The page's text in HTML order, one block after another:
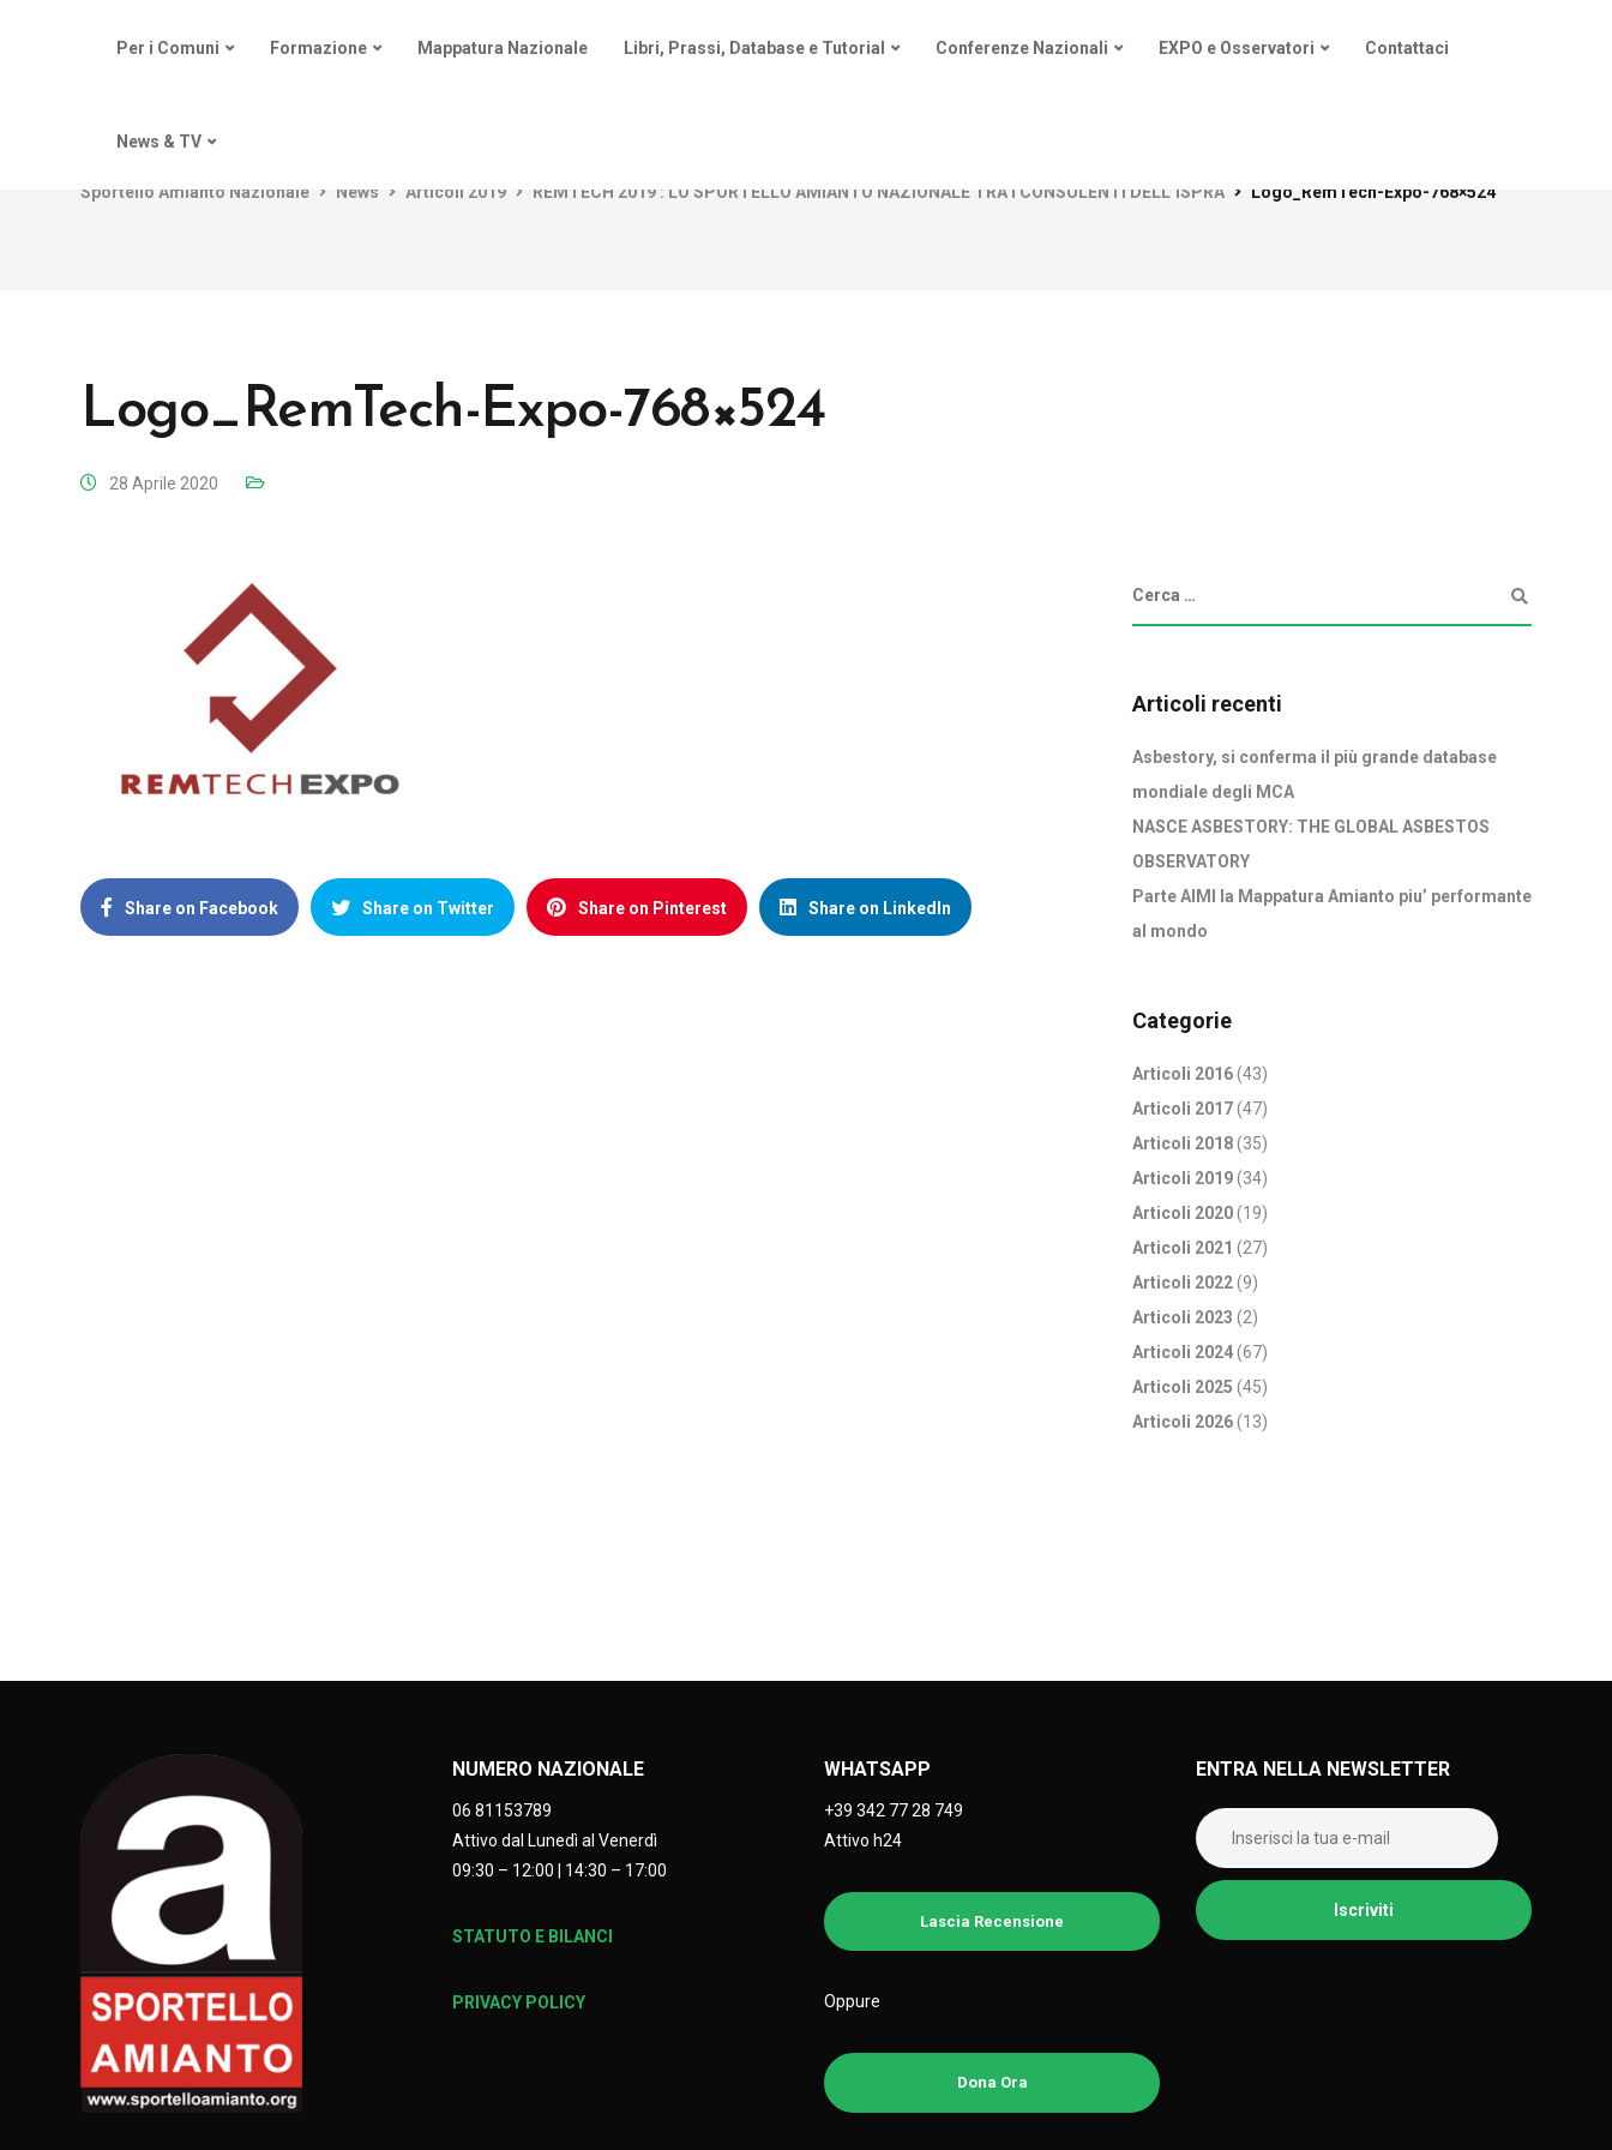
Per i Comuni Formazione Mappatura Nazionale Libri, Prassi, Database e Tutorial Conferenze Nazionali EXPO e Osservatori Contattaci
News & TV
Sportello Amianto Nazionale News Articoli 2019 REMTECH 2019 : LO SPORTELLO AMIANTO NAZIONALE TRA I CONSULENTI DELL’ISPRA Logo_RemTech-Expo-768×524
Logo_RemTech-Expo-768×524
28 Aprile 2020
Share on Facebook Share on Twitter Share on Pinterest Share on LinkedIn
Articoli recenti
Asbestory, si conferma il più grande database
mondiale degli MCA
NASCE ASBESTORY: THE GLOBAL ASBESTOS
OBSERVATORY
Parte AIMI la Mappatura Amianto piu’ performante
al mondo
Categorie
Articoli 2016(43)
Articoli 2017(47)
Articoli 2018(35)
Articoli 2019(34)
Articoli 2020(19)
Articoli 2021 (27)
Articoli 2022(9)
Articoli 2023 (2)
Articoli 2024(67)
Articoli 2025 (45)
Articoli 2026(13)
NUMERO NAZIONALE
06 81153789
Attivo dal Lunedì al Venerdì
09:30 – 12:00 | 14:30 – 17:00
STATUTO E BILANCI
PRIVACY POLICY
WHATSAPP
+39 342 77 28 749
Attivo h24
Lascia Recensione
Oppure
Dona Ora
ENTRA NELLA NEWSLETTER